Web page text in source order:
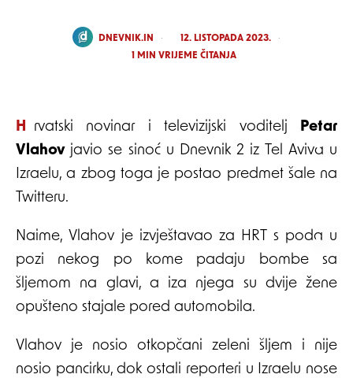
POSTED
DNEVNIK.IN
12. LISTOPADA 2023.
1 MIN VRIJEME ČITANJA
Hrvatski novinar i televizijski voditelj Petar
Vlahov javio se sinoć u Dnevnik 2 iz Tel Aviva u
Izraelu, a zbog toga je postao predmet šale na
Twitteru.
Naime, Vlahov je izvještavao za HRT s poda u
pozi nekog po kome padaju bombe sa
šljemom na glavi, a iza njega su dvije žene
opušteno stajale pored automobila.
Vlahov je nosio otkopčani zeleni šljem i nije
nosio pancirku, dok ostali reporteri u Izraelu nose